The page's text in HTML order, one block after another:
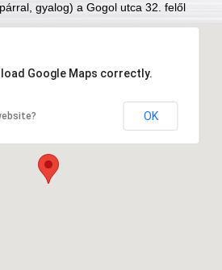
gyalog) a Gogol utca 32. felől
Google Maps correctly.
OK